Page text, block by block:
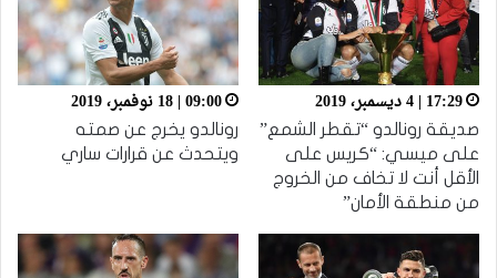
17:29 | 4 ديسمبر، 2019
صديقة رونالدو “تقطر الشمع”
على ميسي: “كريس على
الأقل أنت لا تخاف من الخروج
من منطقة الأمان”
09:00 | 18 نوفمبر، 2019
رونالدو يخرج عن صمته
ويتحدث عن قرارات ساري